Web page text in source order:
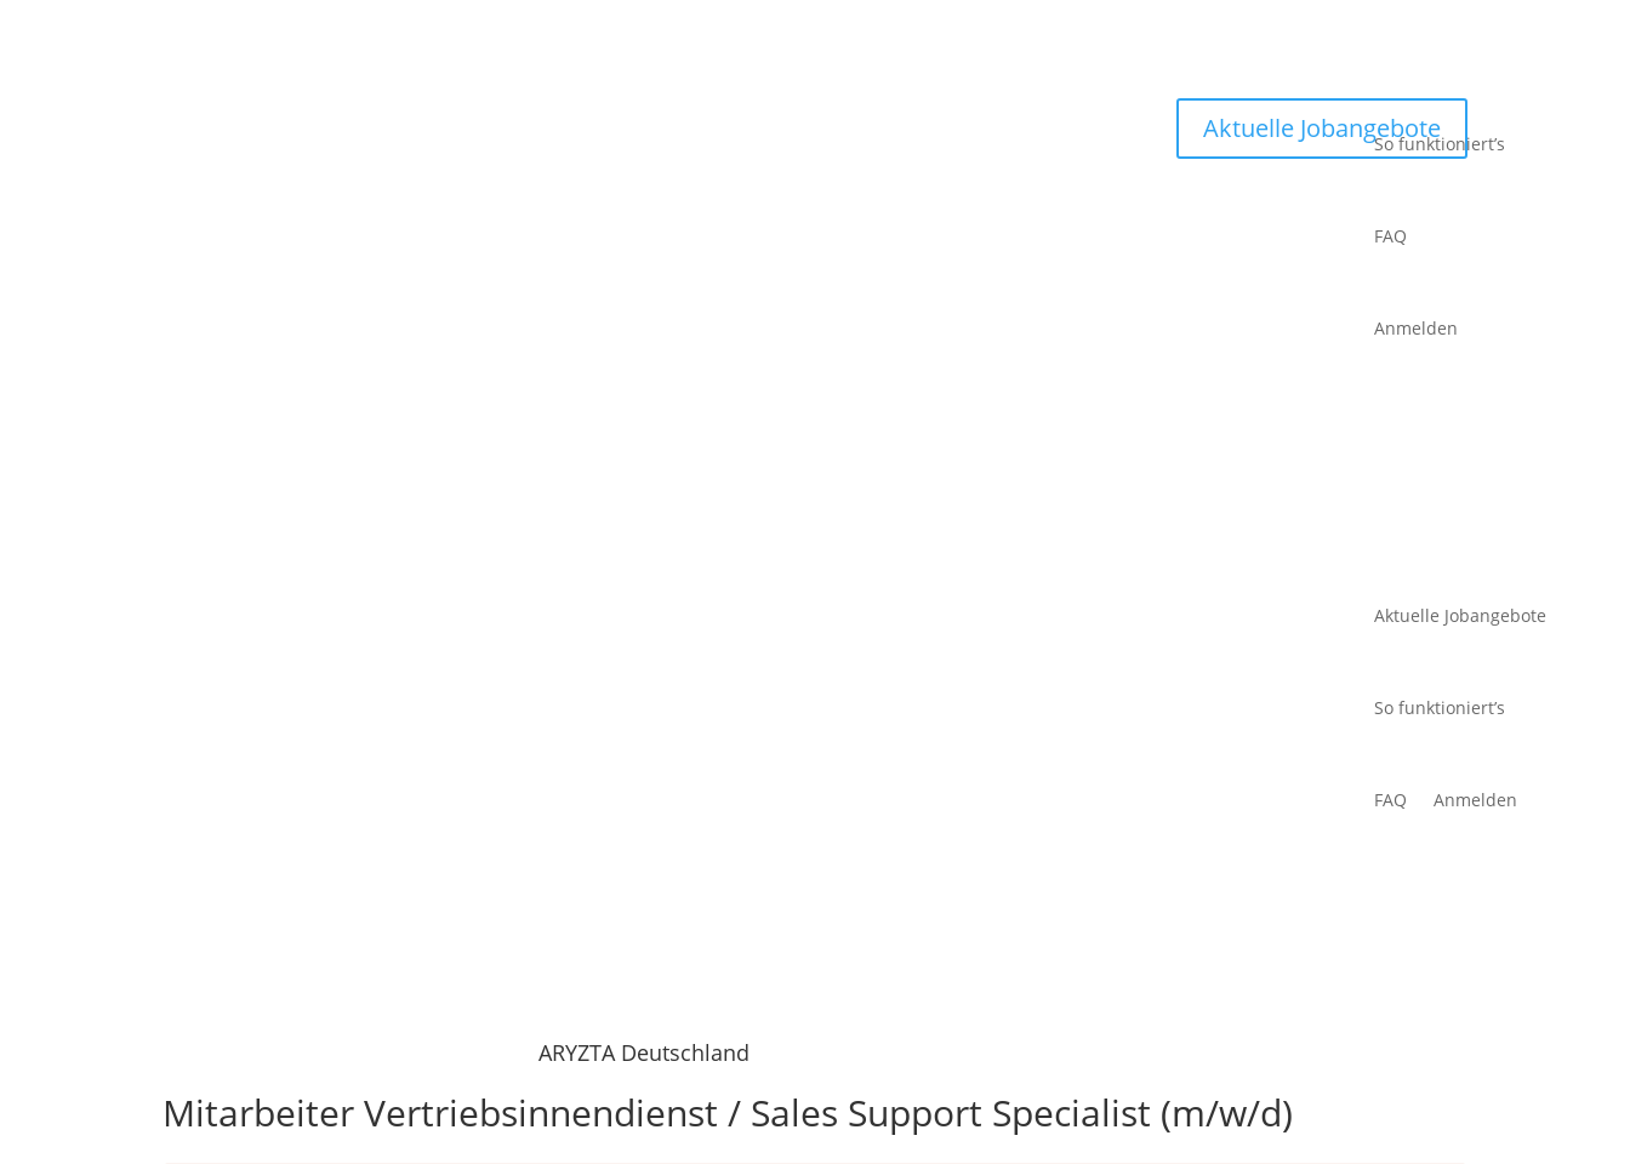
So funktioniert’s
FAQ
Anmelden
Aktuelle Jobangebote
Aktuelle Jobangebote
So funktioniert’s
FAQ Anmelden
ARYZTA Deutschland
Mitarbeiter Vertriebsinnendienst / Sales Support Specialist (m/w/d)